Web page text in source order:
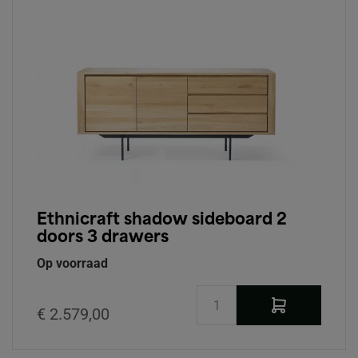
Ethnicraft shadow sideboard 2
doors 3 drawers
Op voorraad
€ 2.579,00